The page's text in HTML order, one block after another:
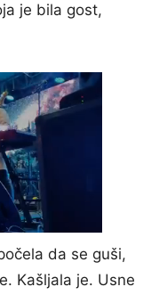
je bila gost,
da se guši,
Kašljala je. Usne